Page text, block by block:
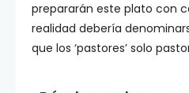
prepararán este plato con
realidad debería
que los ‘pastores’ solo